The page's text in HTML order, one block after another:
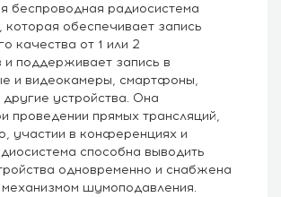
беспроводная радиосистема
обеспечивает запись
качества от 1 или 2
и поддерживает запись в
и видеокамеры, смартфоны,
устройства. Она
проведении прямых трансляций,
участии в конференциях и
способна выводить
одновременно и снабжена
шумоподавления.